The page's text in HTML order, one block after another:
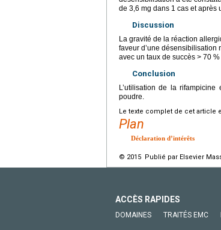
de 3,6 mg dans 1 cas et après
Discussion
La gravité de la réaction
faveur d’une
avec un taux de succès > 70
Conclusion
L’utilisation de la
poudre.
Le texte complet de cet article
Plan
Déclaration d’intérêts
© 2015 Publié par Elsevier
ACCÈS RAPIDES
DOMAINES TRAITÉS EMC